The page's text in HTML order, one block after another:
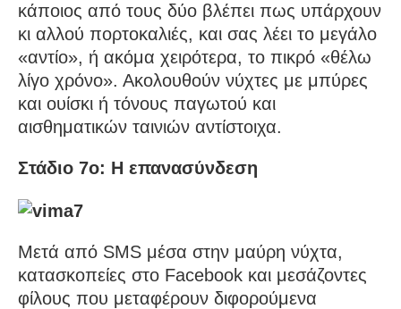
κάποιος από τους δύο βλέπει πως υπάρχουν
κι αλλού πορτοκαλιές, και σας λέει το μεγάλο
«αντίο», ή ακόμα χειρότερα, το πικρό «θέλω
λίγο χρόνο». Ακολουθούν νύχτες με μπύρες
και ουίσκι ή τόνους παγωτού και
αισθηματικών ταινιών αντίστοιχα.
Στάδιο 7ο: Η επανασύνδεση
Μετά από SMS μέσα στην μαύρη νύχτα,
κατασκοπείες στο Facebook και μεσάζοντες
φίλους που μεταφέρουν διφορούμενα